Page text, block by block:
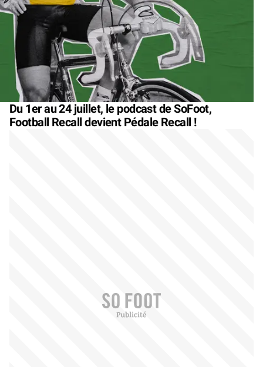
Du 1er au 24 juillet, le podcast de SoFoot,
Football Recall devient Pédale Recall !